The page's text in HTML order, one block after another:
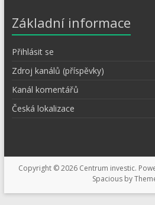
Základní informace
Přihlásit se
Zdroj kanálů (příspěvky)
Kanál komentářů
Česká lokalizace
Copyright © 2026 Centrum investic.
Spacious by